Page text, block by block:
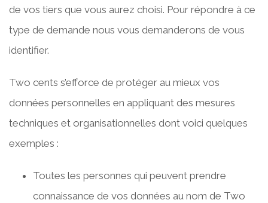
de vos tiers que vous aurez choisi. Pour répondre à ce
type de demande nous vous demanderons de vous
identifier.
Two cents s’efforce de protéger au mieux vos
données personnelles en appliquant des mesures
techniques et organisationnelles dont voici quelques
exemples :
Toutes les personnes qui peuvent prendre
connaissance de vos données au nom de Two